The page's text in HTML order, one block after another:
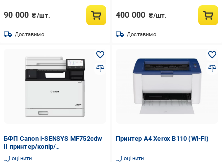
90 000 ₴/шт.
Доставимо
400 000 ₴/шт.
Доставимо
БФП Canon i-SENSYS MF752cdw
II принтер/копір/
сканер/DADF/Wi-Fi
оцінити
Принтер A4 Xerox B110 (Wi-Fi)
оцінити